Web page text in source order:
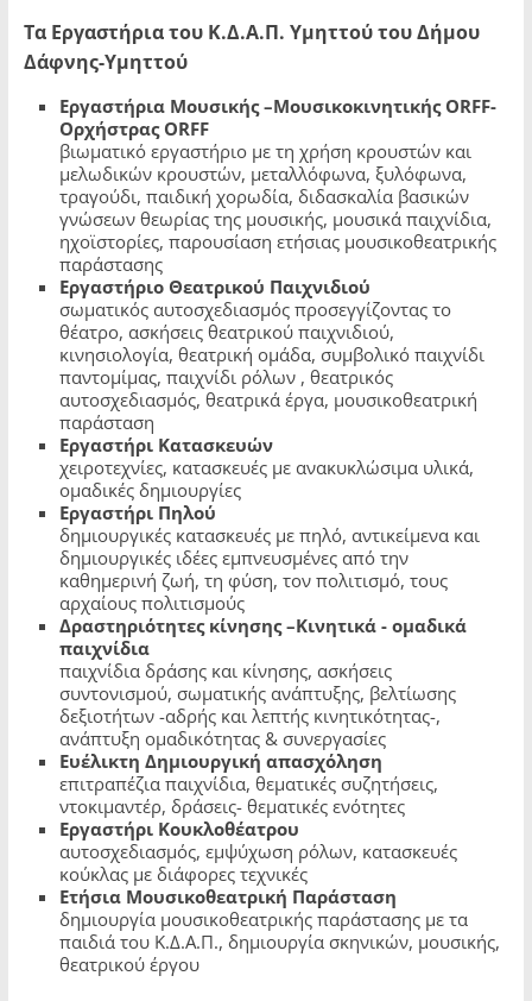
Τα Εργαστήρια του Κ.Δ.Α.Π. Υμηττού του Δήμου
Δάφνης-Υμηττού
Εργαστήρια Μουσικής –Μουσικοκινητικής ORFF-
Ορχήστρας ORFF
βιωματικό εργαστήριο με τη χρήση κρουστών και
μελωδικών κρουστών, μεταλλόφωνα, ξυλόφωνα,
τραγούδι, παιδική χορωδία, διδασκαλία βασικών
γνώσεων θεωρίας της μουσικής, μουσικά παιχνίδια,
ηχοϊστορίες, παρουσίαση ετήσιας μουσικοθεατρικής
παράστασης
Εργαστήριο Θεατρικού Παιχνιδιού
σωματικός αυτοσχεδιασμός προσεγγίζοντας το
θέατρο, ασκήσεις θεατρικού παιχνιδιού,
κινησιολογία, θεατρική ομάδα, συμβολικό παιχνίδι
παντομίμας, παιχνίδι ρόλων , θεατρικός
αυτοσχεδιασμός, θεατρικά έργα, μουσικοθεατρική
παράσταση
Εργαστήρι Κατασκευών
χειροτεχνίες, κατασκευές με ανακυκλώσιμα υλικά,
ομαδικές δημιουργίες
Εργαστήρι Πηλού
δημιουργικές κατασκευές με πηλό, αντικείμενα και
δημιουργικές ιδέες εμπνευσμένες από την
καθημερινή ζωή, τη φύση, τον πολιτισμό, τους
αρχαίους πολιτισμούς
Δραστηριότητες κίνησης –Κινητικά - ομαδικά
παιχνίδια
παιχνίδια δράσης και κίνησης, ασκήσεις
συντονισμού, σωματικής ανάπτυξης, βελτίωσης
δεξιοτήτων -αδρής και λεπτής κινητικότητας-,
ανάπτυξη ομαδικότητας & συνεργασίες
Ευέλικτη Δημιουργική απασχόληση
επιτραπέζια παιχνίδια, θεματικές συζητήσεις,
ντοκιμαντέρ, δράσεις- θεματικές ενότητες
Εργαστήρι Κουκλοθέατρου
αυτοσχεδιασμός, εμψύχωση ρόλων, κατασκευές
κούκλας με διάφορες τεχνικές
Ετήσια Μουσικοθεατρική Παράσταση
δημιουργία μουσικοθεατρικής παράστασης με τα
παιδιά του Κ.Δ.Α.Π., δημιουργία σκηνικών, μουσικής,
θεατρικού έργου